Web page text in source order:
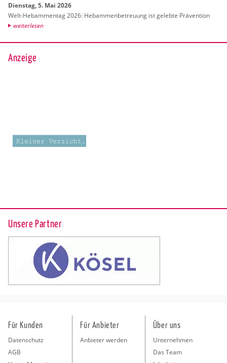
Diens­tag, 5. Mai 2026
Welt-Heb­am­men­tag 2026: Heb­am­men­be­treu­ung ist ge­leb­te Prä­ven­ti­on
wei­ter­le­sen
Anzeige
Unsere Partner
Für Kunden
Datenschutz
AGB
Für Anbieter
Anbieter werden
Über uns
Unternehmen
Das Team